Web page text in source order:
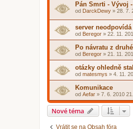
Pán Smrti - Vývoj
od DarckDewy » 28. 7.
server neodpovídá
od Beregor » 22. 11.
Po návratu z
od Beregor » 21. 11.
otázky ohledně
od matesmys » 4. 11.
Komunikace
od Aefar » 7. 6. 2010
Nové téma
Vrátit se na Obsah fóra